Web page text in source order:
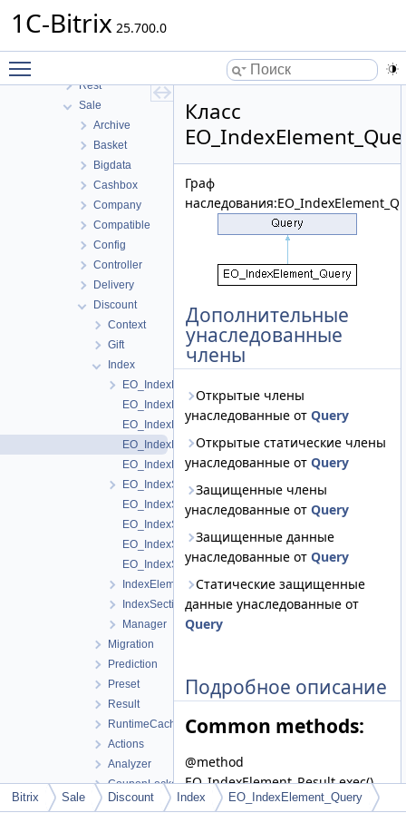
1C-Bitrix 25.700.0
Photogallery
Rest
Sale
Archive
Basket
Bigdata
Cashbox
Company
Compatible
Config
Controller
Delivery
Discount
Context
Gift
Index
EO_IndexElement
EO_IndexElement_Collection
EO_IndexElement_Entity
EO_IndexElement_Query
EO_IndexElement_Result
EO_IndexSection
EO_IndexSection_Collection
EO_IndexSection_Entity
EO_IndexSection_Query
EO_IndexSection_Result
IndexElementTable
IndexSectionTable
Manager
Migration
Prediction
Preset
Result
RuntimeCache
Actions
Analyzer
CouponLocker
CumulativeCalculator
Класс
Граф
Дополнительные
унаследованные
члены
Открытые члены
унаследованные от Query
Открытые статические члены
унаследованные от Query
Защищенные члены
унаследованные от Query
Защищенные данные
унаследованные от Query
Статические защищенные
данные унаследованные от
Query
Подробное описание
Common methods:
@method
EO_IndexElement_Result exec()
@method
Bitrix Sale Discount Index EO_IndexElement_Query